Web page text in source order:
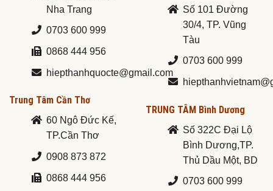
Nha Trang
0703 600 999
0868 444 956
hiepthanhquocte@gmail.com
Trung Tâm Cần Thơ
60 Ngô Đức Kế,
TP.Cần Thơ
0908 873 872
0868 444 956
Số 101 Đường
30/4, TP. Vũng
Tàu
0703 600 999
TRUNG TÂM Bình Dương
Số 322C Đại Lộ
Bình Dương,TP.
Thủ Dầu Một, BD
0703 600 999